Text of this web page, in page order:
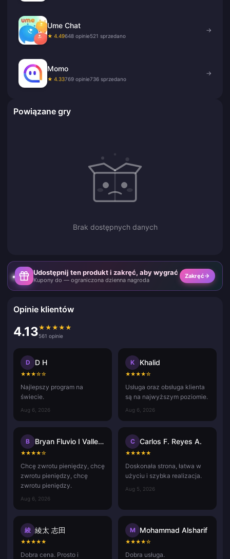
Ume Chat
★ 4.49648 opinie521 sprzedano
→
Momo
★ 4.33769 opinie736 sprzedano
→
Powiązane gry
Brak dostępnych danych
Udostępnij ten produkt i zakręć, aby wygrać
Kupony do — ograniczona dzienna nagroda
Zakręć
Opinie klientów
4.13★ ★ ★ ★ ★
561 opinie
D D H
★★★☆☆
Najlepszy program na
świecie.
Aug 6, 2026
K Khalid
★★★★☆
Usługa oraz obsługa klienta
są na najwyższym poziomie.
Aug 6, 2026
B Bryan Fluvio I Vallecer
★★★★☆
Chcę zwrotu pieniędzy, chcę
zwrotu pieniędzy, chcę
zwrotu pieniędzy.
Aug 6, 2026
C Carlos F. Reyes A.
★★★★★
Doskonała strona, łatwa w
użyciu i szybka realizacja.
Aug 5, 2026
綾 綾太 志田
★★★★★
Dobra cena. Prosto i
M Mohammad Alsharif
★★★★☆
Dobra usługa.